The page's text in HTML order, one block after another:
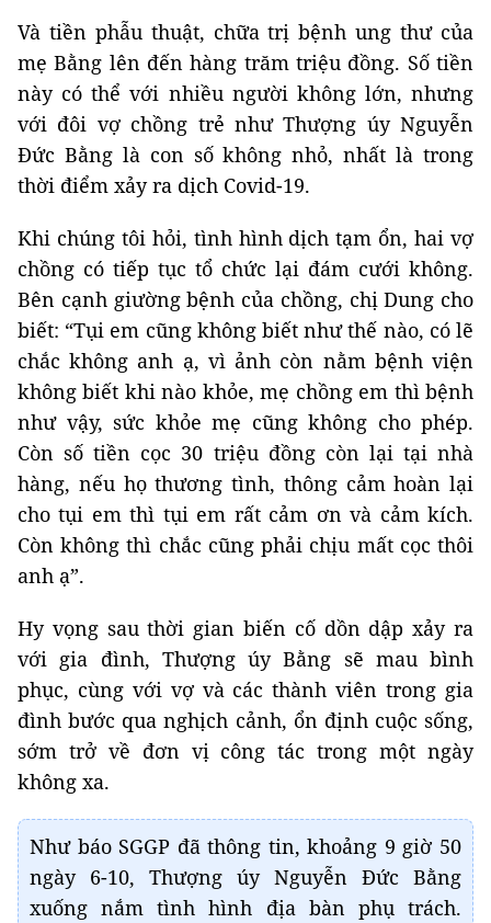
Và tiền phẫu thuật, chữa trị bệnh ung thư của
mẹ Bằng lên đến hàng trăm triệu đồng. Số tiền
này có thể với nhiều người không lớn, nhưng
với đôi vợ chồng trẻ như Thượng úy Nguyễn
Đức Bằng là con số không nhỏ, nhất là trong
thời điểm xảy ra dịch Covid-19.
Khi chúng tôi hỏi, tình hình dịch tạm ổn, hai vợ
chồng có tiếp tục tổ chức lại đám cưới không.
Bên cạnh giường bệnh của chồng, chị Dung cho
biết: “Tụi em cũng không biết như thế nào, có lẽ
chắc không anh ạ, vì ảnh còn nằm bệnh viện
không biết khi nào khỏe, mẹ chồng em thì bệnh
như vậy, sức khỏe mẹ cũng không cho phép.
Còn số tiền cọc 30 triệu đồng còn lại tại nhà
hàng, nếu họ thương tình, thông cảm hoàn lại
cho tụi em thì tụi em rất cảm ơn và cảm kích.
Còn không thì chắc cũng phải chịu mất cọc thôi
anh ạ”.
Hy vọng sau thời gian biến cố dồn dập xảy ra
với gia đình, Thượng úy Bằng sẽ mau bình
phục, cùng với vợ và các thành viên trong gia
đình bước qua nghịch cảnh, ổn định cuộc sống,
sớm trở về đơn vị công tác trong một ngày
không xa.
Như báo SGGP đã thông tin, khoảng 9 giờ 50
ngày 6-10, Thượng úy Nguyễn Đức Bằng
xuống nắm tình hình địa bàn phụ trách.